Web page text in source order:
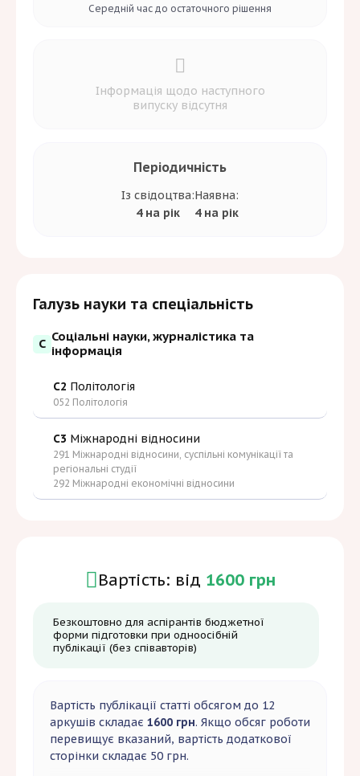
Галузь науки та спеціальність
С Соціальні науки, журналістика та
інформація
C2 Політологія
052 Політологія
C3 Міжнародні відносини
291 Міжнародні відносини, суспільні комунікації та
регіональні студії
292 Міжнародні економічні відносини
Вартість: від 1600 грн
Безкоштовно для аспірантів бюджетної
форми підготовки при одноосібній
публікації (без співавторів)
Вартість публікації статті обсягом до 12
аркушів складає 1600 грн. Якщо обсяг роботи
перевищує вказаний, вартість додаткової
сторінки складає 50 грн.
Середній час до остаточного рішення
Інформація щодо наступного
випуску відсутня
Періодичність
Із свідоцтва:
4 на рік
Наявна:
4 на рік